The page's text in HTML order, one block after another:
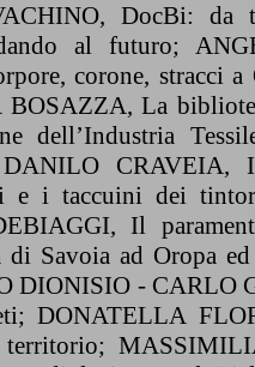
DocBi: da
al futuro;
corone, stracci
BOSAZZA, La
dell’Industria
CRAVEIA,
e i taccuini dei
Il
di Savoia ad Oropa
DIONISIO - CARLO
DONATELLA
territorio;